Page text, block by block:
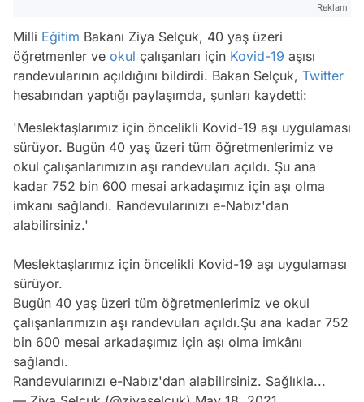
Reklam
Milli Eğitim Bakanı Ziya Selçuk, 40 yaş üzeri
öğretmenler ve okul çalışanları için Kovid-19 aşısı
randevularının açıldığını bildirdi. Bakan Selçuk, Twitter
hesabından yaptığı paylaşımda, şunları kaydetti:
'Meslektaşlarımız için öncelikli Kovid-19 aşı uygulaması
sürüyor. Bugün 40 yaş üzeri tüm öğretmenlerimiz ve
okul çalışanlarımızın aşı randevuları açıldı. Şu ana
kadar 752 bin 600 mesai arkadaşımız için aşı olma
imkanı sağlandı. Randevularınızı e-Nabız'dan
alabilirsiniz.'
Meslektaşlarımız için öncelikli Kovid-19 aşı uygulaması
sürüyor.
Bugün 40 yaş üzeri tüm öğretmenlerimiz ve okul
çalışanlarımızın aşı randevuları açıldı.Şu ana kadar 752
bin 600 mesai arkadaşımız için aşı olma imkânı
sağlandı.
Randevularınızı e-Nabız'dan alabilirsiniz. Sağlıkla...